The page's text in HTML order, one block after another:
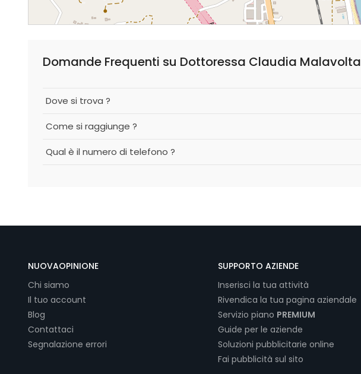
Domande Frequenti su Dottoressa Claudia Malavolta
Dove si trova ?
Come si raggiunge ?
Qual è il numero di telefono ?
NUOVAOPINIONE
Chi siamo
Il tuo account
Blog
Contattaci
Segnalazione errori
SUPPORTO AZIENDE
Inserisci la tua attività
Rivendica la tua pagina aziendale
Servizio piano PREMIUM
Guide per le aziende
Soluzioni pubblicitarie online
Fai pubblicità sul sito